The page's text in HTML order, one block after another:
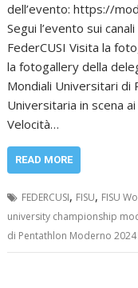
dell’evento: https://
Segui l’evento sui
FederCUSI Visita la
la fotogallery della
Mondiali Universitari di
Universitaria in scena
Velocità…
READ MORE
FEDERCUSI, FISU, FISU
university championship
di Pentathlon Moderno 2024